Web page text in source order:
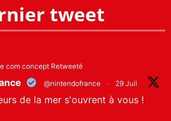
tweet
com concept Retweeté
@nintendofrance · 29 Juil
de la mer s'ouvrent à vous !